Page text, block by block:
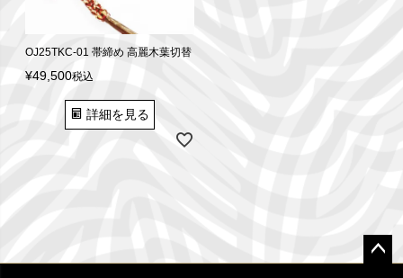
OJ25TKC-01 帯締め 高麗木葉切替
¥49,500税込
詳細を見る